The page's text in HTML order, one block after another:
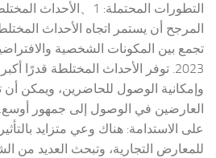
التطورات المحتملة: 1、
المرجح أن يستمر اتجاه الأحداث
تجمع بين المكونات الشخصية
2023. توفر الأحداث المختلطة قدرًا
وإمكانية الوصول للحاضرين، ويمكن أن
على الاستدامة: هناك وعي متزايد
للمعارض التجارية، وتبحث العديد من